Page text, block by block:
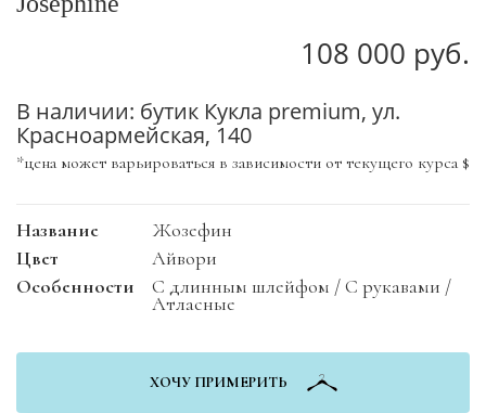
108 000 руб.
В наличии: бутик Кукла premium, ул.
Красноармейская, 140
*цена может варьироваться в зависимости от текущего курса $
Название
Жозефин
Цвет
Айвори
Особенности
С длинным шлейфом / С рукавами /
Атласные
ХОЧУ ПРИМЕРИТЬ